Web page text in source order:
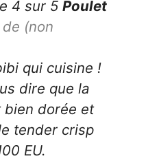
4 sur 5 Poulet
(non
qui cuisine !
dire que la
bien dorée et
tender crisp
EU.